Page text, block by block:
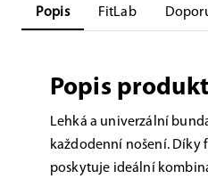
Popis FitLab
Popis
Lehká a univerzální
každodenní nošení. Díky
poskytuje ideální